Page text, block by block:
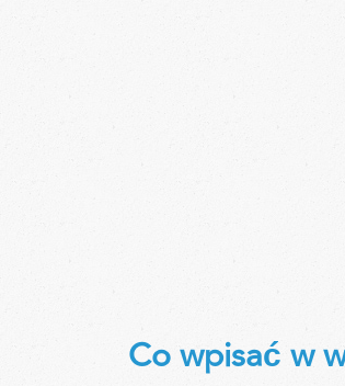
Co wpisać w